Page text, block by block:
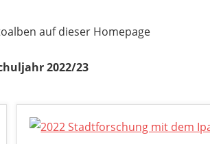
auf dieser Homepage
2022/23